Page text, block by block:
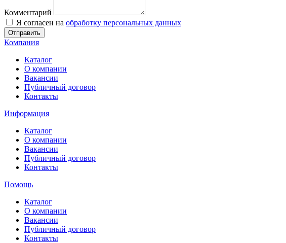
Комментарий
Я согласен на обработку персональных данных
Отправить
Компания
Каталог
О компании
Вакансии
Публичный договор
Контакты
Информация
Каталог
О компании
Вакансии
Публичный договор
Контакты
Помощь
Каталог
О компании
Вакансии
Публичный договор
Контакты